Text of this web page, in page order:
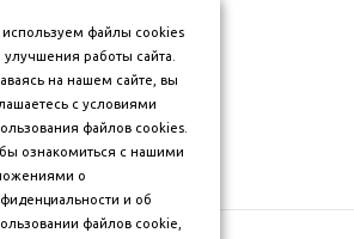
файлы cookies
улучшения работы сайта.
на нашем сайте, вы
с условиями
файлов cookies.
ознакомиться с нашими
о
и об
файлов cookie,